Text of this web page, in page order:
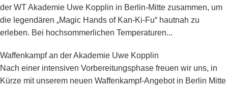
der WT Akademie Uwe Kopplin in Berlin-Mitte zusammen, um
die legendären „Magic Hands of Kan-Ki-Fu“ hautnah zu
erleben. Bei hochsommerlichen Temperaturen...
Waffenkampf an der Akademie Uwe Kopplin
Nach einer intensiven Vorbereitungsphase freuen wir uns, in
Kürze mit unserem neuen Waffenkampf-Angebot in Berlin Mitte